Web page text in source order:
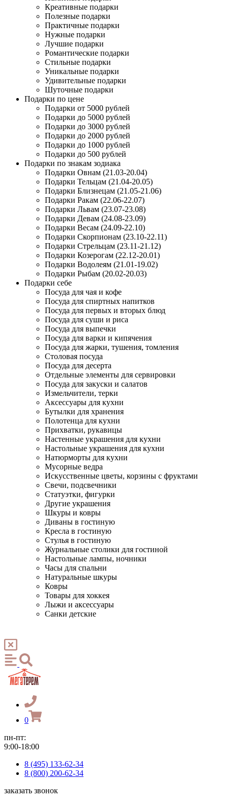
Креативные подарки
Полезные подарки
Практичные подарки
Нужные подарки
Лучшие подарки
Романтические подарки
Стильные подарки
Уникальные подарки
Удивительные подарки
Шуточные подарки
Подарки по цене
Подарки от 5000 рублей
Подарки до 5000 рублей
Подарки до 3000 рублей
Подарки до 2000 рублей
Подарки до 1000 рублей
Подарки до 500 рублей
Подарки по знакам зодиака
Подарки Овнам (21.03-20.04)
Подарки Тельцам (21.04-20.05)
Подарки Близнецам (21.05-21.06)
Подарки Ракам (22.06-22.07)
Подарки Львам (23.07-23.08)
Подарки Девам (24.08-23.09)
Подарки Весам (24.09-22.10)
Подарки Скорпионам (23.10-22.11)
Подарки Стрельцам (23.11-21.12)
Подарки Козерогам (22.12-20.01)
Подарки Водолеям (21.01-19.02)
Подарки Рыбам (20.02-20.03)
Подарки себе
Посуда для чая и кофе
Посуда для спиртных напитков
Посуда для первых и вторых блюд
Посуда для суши и риса
Посуда для выпечки
Посуда для варки и кипячения
Посуда для жарки, тушения, томления
Столовая посуда
Посуда для десерта
Отдельные элементы для сервировки
Посуда для закуски и салатов
Измельчители, терки
Аксессуары для кухни
Бутылки для хранения
Полотенца для кухни
Прихватки, рукавицы
Настенные украшения для кухни
Настольные украшения для кухни
Натюрморты для кухни
Мусорные ведра
Искусственные цветы, корзины с фруктами
Свечи, подсвечники
Статуэтки, фигурки
Другие украшения
Шкуры и ковры
Диваны в гостиную
Кресла в гостиную
Стулья в гостиную
Журнальные столики для гостиной
Настольные лампы, ночники
Часы для спальни
Натуральные шкуры
Ковры
Товары для хоккея
Лыжи и аксессуары
Санки детские
0
пн-пт:
9:00-18:00
8 (495) 133-62-34
8 (800) 200-62-34
заказать звонок